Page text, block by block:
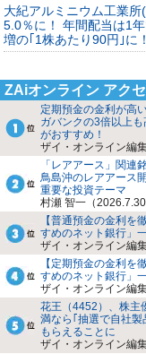
大紀アルミニウム工業
5.0％に！ 年間配当は1
増の｢1株あたり90円｣に
ZAiオンライン アク
定期預金の金利が高
ガバンクの3倍以上
がおすすめ！
ザイ・オンライン編
「レアアース」関連
鳥島沖のレアアース
重要な投資テーマ
村瀬 智一（2026.7.30
【普通預金の金利を
すめのネット銀行」
ザイ・オンライン編
【定期預金の金利を
すめのネット銀行」
ザイ・オンライン編
花王（4452）、株主
満なら｢抽選で自社
もらえることに
ザイ・オンライン編